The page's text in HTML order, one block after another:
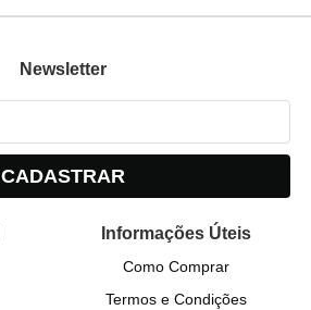
Newsletter
CADASTRAR
Informações Úteis
Como Comprar
Termos e Condições